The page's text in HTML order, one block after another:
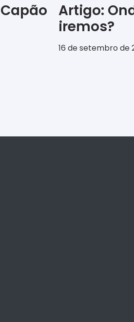
Artigo:
iremos?
16 de setembro de